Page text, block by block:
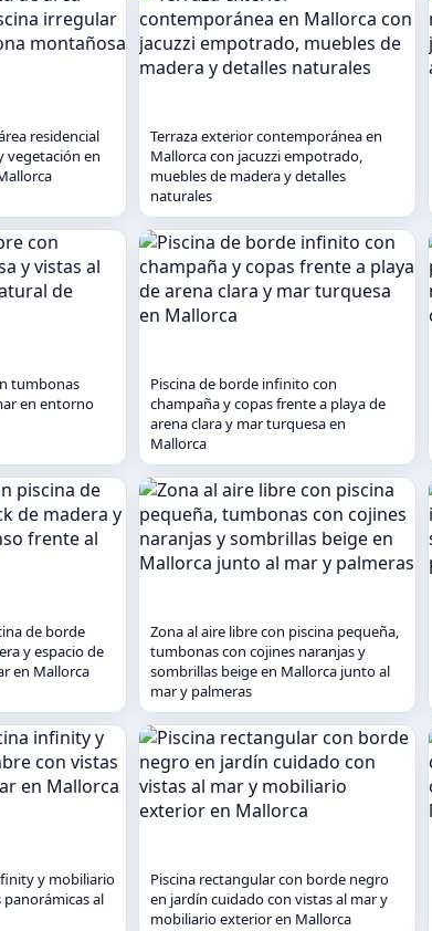
residencial
vegetación en
Terraza exterior contemporánea en
Mallorca con jacuzzi empotrado,
muebles de madera y detalles
naturales
tumbonas
en entorno
Piscina de borde infinito con
champaña y copas frente a playa de
arena clara y mar turquesa en
Mallorca
de borde
y espacio de
en Mallorca
Zona al aire libre con piscina pequeña,
tumbonas con cojines naranjas y
sombrillas beige en Mallorca junto al
mar y palmeras
y mobiliario
al
Piscina rectangular con borde negro
en jardín cuidado con vistas al mar y
mobiliario exterior en Mallorca